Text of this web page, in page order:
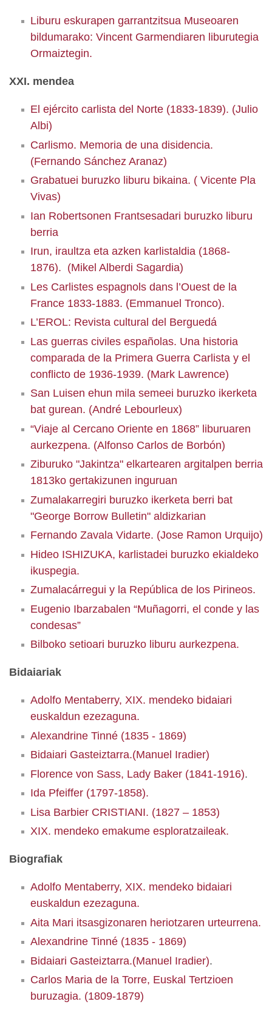
Liburu eskurapen garrantzitsua Museoaren
bildumarako: Vincent Garmendiaren liburutegia
Ormaiztegin.
XXI. mendea
El ejército carlista del Norte (1833-1839). (Julio
Albi)
Carlismo. Memoria de una disidencia.
(Fernando Sánchez Aranaz)
Grabatuei buruzko liburu bikaina. ( Vicente Pla
Vivas)
Ian Robertsonen Frantsesadari buruzko liburu
berria
Irun, iraultza eta azken karlistaldia (1868-
1876). (Mikel Alberdi Sagardia)
Les Carlistes espagnols dans l’Ouest de la
France 1833-1883. (Emmanuel Tronco).
L’EROL: Revista cultural del Berguedá
Las guerras civiles españolas. Una historia
comparada de la Primera Guerra Carlista y el
conflicto de 1936-1939. (Mark Lawrence)
San Luisen ehun mila semeei buruzko ikerketa
bat gurean. (André Lebourleux)
“Viaje al Cercano Oriente en 1868” liburuaren
aurkezpena. (Alfonso Carlos de Borbón)
Ziburuko "Jakintza" elkartearen argitalpen berria
1813ko gertakizunen inguruan
Zumalakarregiri buruzko ikerketa berri bat
"George Borrow Bulletin" aldizkarian
Fernando Zavala Vidarte. (Jose Ramon Urquijo)
Hideo ISHIZUKA, karlistadei buruzko ekialdeko
ikuspegia.
Zumalacárregui y la República de los Pirineos.
Eugenio Ibarzabalen “Muñagorri, el conde y las
condesas”
Bilboko setioari buruzko liburu aurkezpena.
Bidaiariak
Adolfo Mentaberry, XIX. mendeko bidaiari
euskaldun ezezaguna.
Alexandrine Tinné (1835 - 1869)
Bidaiari Gasteiztarra.(Manuel Iradier)
Florence von Sass, Lady Baker (1841-1916).
Ida Pfeiffer (1797-1858).
Lisa Barbier CRISTIANI. (1827 – 1853)
XIX. mendeko emakume esploratzaileak.
Biografiak
Adolfo Mentaberry, XIX. mendeko bidaiari
euskaldun ezezaguna.
Aita Mari itsasgizonaren heriotzaren urteurrena.
Alexandrine Tinné (1835 - 1869)
Bidaiari Gasteiztarra.(Manuel Iradier).
Carlos Maria de la Torre, Euskal Tertzioen
buruzagia. (1809-1879)